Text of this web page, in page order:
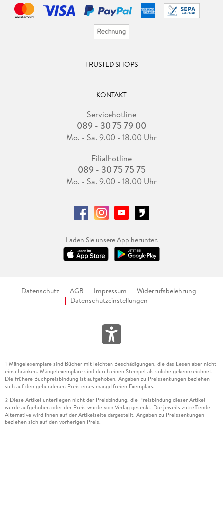
TRUSTED SHOPS
KONTAKT
Servicehotline
089 - 30 75 79 00
Mo. - Sa. 9.00 - 18.00 Uhr
Filialhotline
089 - 30 75 75 75
Mo. - Sa. 9.00 - 18.00 Uhr
Laden Sie unsere App herunter.
Datenschutz AGB Impressum
Widerrufsbelehrung
Datenschutzeinstellungen
1 Mängelexemplare sind Bücher mit leichten Beschädigungen, die das Lesen aber nicht
einschränken. Mängelexemplare sind durch einen Stempel als solche gekennzeichnet.
Die frühere Buchpreisbindung ist aufgehoben. Angaben zu Preissenkungen beziehen
sich auf den gebundenen Preis eines mangelfreien Exemplars.
2 Diese Artikel unterliegen nicht der Preisbindung, die Preisbindung dieser Artikel
wurde aufgehoben oder der Preis wurde vom Verlag gesenkt. Die jeweils zutreffende
Alternative wird Ihnen auf der Artikelseite dargestellt. Angaben zu Preissenkungen
beziehen sich auf den vorherigen Preis.